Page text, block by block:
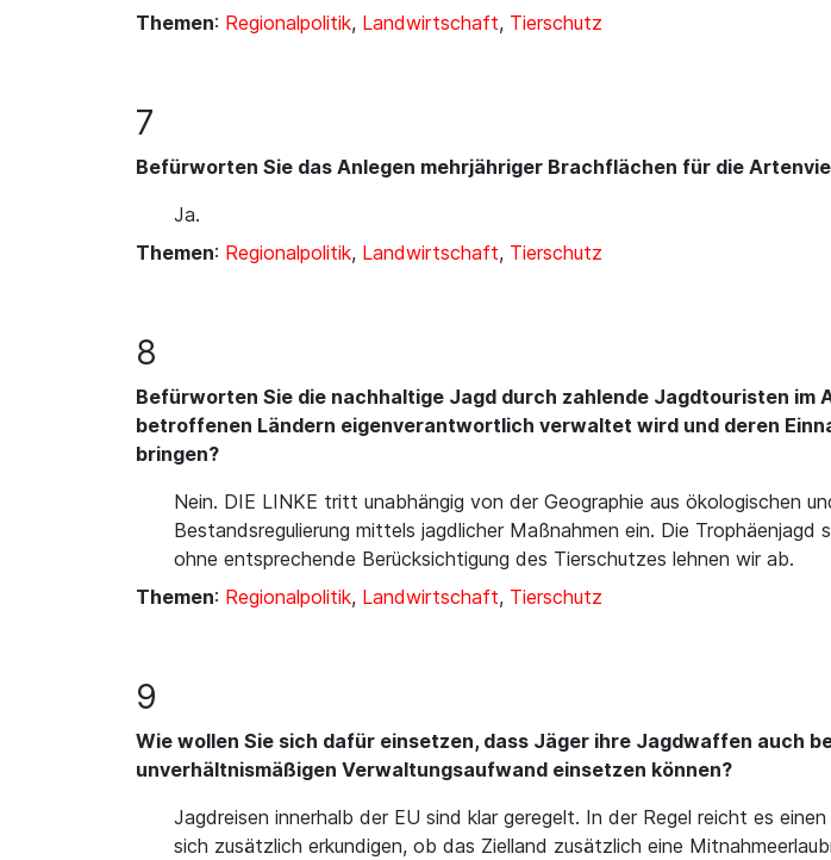
Themen: Regionalpolitik, Landwirtschaft, Tierschutz
7
Befürworten Sie das Anlegen mehrjähriger Brachflächen für die
Ja.
Themen: Regionalpolitik, Landwirtschaft, Tierschutz
8
Befürworten Sie die nachhaltige Jagd durch zahlende Jagdtouristen im
betroffenen Ländern eigenverantwortlich verwaltet wird und deren
bringen?
Nein. DIE LINKE tritt unabhängig von der Geographie aus ökologischen
Bestandsregulierung mittels jagdlicher Maßnahmen ein. Die
ohne entsprechende Berücksichtigung des Tierschutzes lehnen wir ab.
Themen: Regionalpolitik, Landwirtschaft, Tierschutz
9
Wie wollen Sie sich dafür einsetzen, dass Jäger ihre Jagdwaffen auch
unverhältnismäßigen Verwaltungsaufwand einsetzen können?
Jagdreisen innerhalb der EU sind klar geregelt. In der Regel reicht es
sich zusätzlich erkundigen, ob das Zielland zusätzlich eine